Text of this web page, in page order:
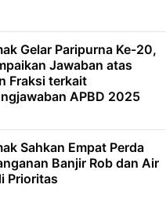
Gelar Paripurna Ke-20,
Jawaban atas
Fraksi terkait
APBD 2025
Sahkan Empat Perda
Banjir Rob dan Air
Prioritas